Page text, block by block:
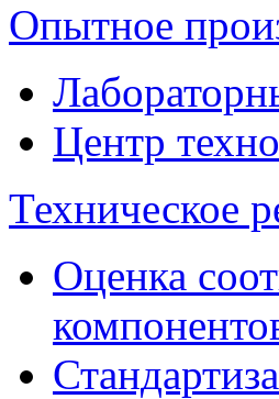
Опытное
Центр
Техническое
Оценка